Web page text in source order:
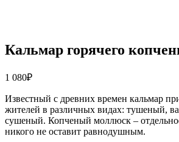
Кальмар горячего
1 080₽
Известный с древних времен кальмар
жителей в различных видах: тушеный,
сушеный. Копченый моллюск –
никого не оставит равнодушным.